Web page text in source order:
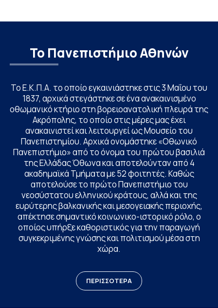
Το Πανεπιστήμιο Αθηνών
Το Ε.Κ.Π.Α. το οποίο εγκαινιάστηκε στις 3 Μαΐου του
1837, αρχικά στεγάστηκε σε ένα ανακαινισμένο
οθωμανικό κτήριο στη βορειοανατολική πλευρά της
Ακρόπολης, το οποίο στις μέρες μας έχει
ανακαινιστεί και λειτουργεί ως Μουσείο του
Πανεπιστημίου. Αρχικά ονομάστηκε «Οθωνικό
Πανεπιστήμιο» από το όνομα του πρώτου βασιλιά
της Ελλάδας Όθωνα και αποτελούνταν από 4
ακαδημαϊκά Τμήματα με 52 φοιτητές. Καθώς
αποτελούσε το πρώτο Πανεπιστήμιο του
νεοσύστατου ελληνικού κράτους, αλλά και της
ευρύτερης βαλκανικής και μεσογειακής περιοχής,
απέκτησε σημαντικό κοινωνικο-ιστορικό ρόλο, ο
οποίος υπήρξε καθοριστικός για την παραγωγή
συγκεκριμένης γνώσης και πολιτισμού μέσα στη
χώρα.
ΠΕΡΙΣΣΟΤΕΡΑ